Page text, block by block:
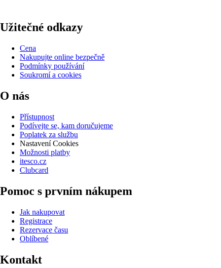
Užitečné odkazy
Cena
Nakupujte online bezpečně
Podmínky používání
Soukromí a cookies
O nás
Přístupnost
Podívejte se, kam doručujeme
Poplatek za službu
Nastavení Cookies
Možnosti platby
itesco.cz
Clubcard
Pomoc s prvním nákupem
Jak nakupovat
Registrace
Rezervace času
Oblíbené
Kontakt